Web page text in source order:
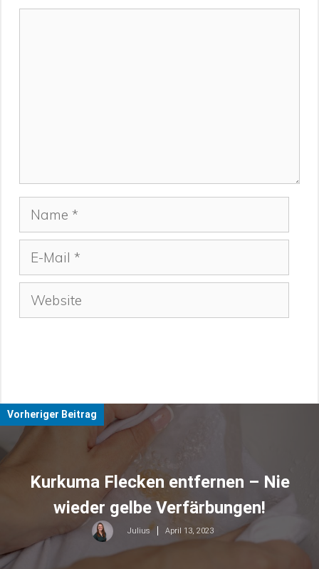
Vorheriger Beitrag
Kurkuma Flecken entfernen – Nie
wieder gelbe Verfärbungen!
Julius April 13, 2023